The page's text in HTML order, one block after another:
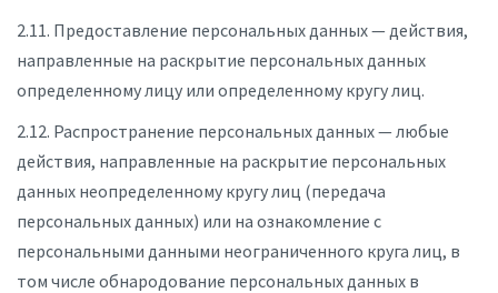
2.11. Предоставление персональных данных — действия,
направленные на раскрытие персональных данных
определенному лицу или определенному кругу лиц.
2.12. Распространение персональных данных — любые
действия, направленные на раскрытие персональных
данных неопределенному кругу лиц (передача
персональных данных) или на ознакомление с
персональными данными неограниченного круга лиц, в
том числе обнародование персональных данных в